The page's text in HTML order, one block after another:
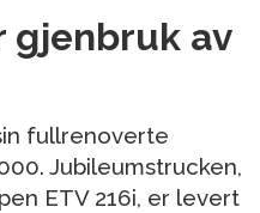
av
fullrenoverte
Jubileumstrucken,
ETV 216i, er levert